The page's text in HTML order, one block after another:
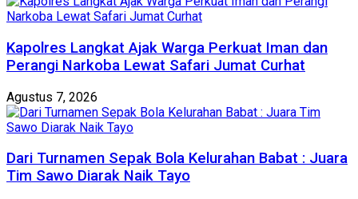
Kapolres Langkat Ajak Warga Perkuat Iman dan
Perangi Narkoba Lewat Safari Jumat Curhat
Agustus 7, 2026
Dari Turnamen Sepak Bola Kelurahan Babat : Juara
Tim Sawo Diarak Naik Tayo